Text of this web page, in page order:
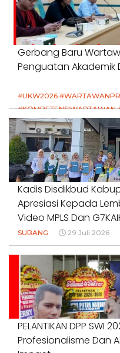
Gerbang Baru
Penguatan Akademik
#UKW2026
#KOMPETENSIWARTAWAN
#PENDIDIKANWARTAWAN
1 Agustus 2026
Kadis Disdikbud
Apresiasi Kepada
Video MPLS Dan
SUBANG 29 Juli 2026
PELANTIKAN DPP SWI
Profesionalisme Dan